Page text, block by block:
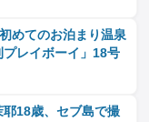
めてのお泊まり温泉
レイボーイ」18号
耶18歳、セブ島で撮